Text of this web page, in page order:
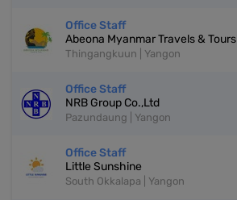
Office Staff
Abeona Myanmar Travels & Tours
Thingangkuun | Yangon
Office Staff
NRB Group Co.,Ltd
Pazundaung | Yangon
Office Staff
Little Sunshine
South Okkalapa | Yangon